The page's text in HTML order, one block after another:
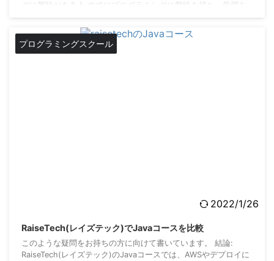
グに興味がある人 すでにプログラミングに興味を持ち、学習を
に進もうとインターンに興味を持 ...
プログラミングスクール
2022/1/26
RaiseTech(レイズテック)でJavaコースを比較
このような疑問をお持ちの方に向けて書いています。 結論:
RaiseTech(レイズテック)のJavaコースでは、AWSやデプロイに